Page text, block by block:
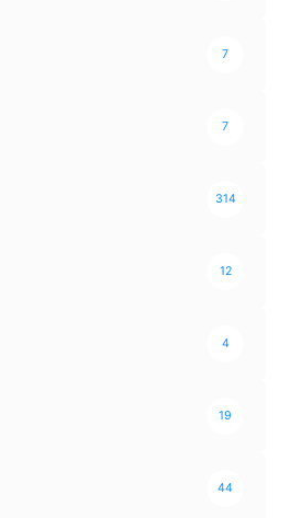
7
7
314
12
4
19
44